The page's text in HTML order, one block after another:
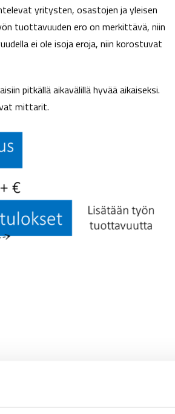
yritysten, osastojen ja yleisen
tuottavuuden ero on merkittävä, niin
ei ole isoja eroja, niin korostuvat
pitkällä aikavälillä hyvää aikaiseksi.
mittarit.